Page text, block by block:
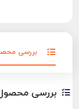
بررسی
بررسی